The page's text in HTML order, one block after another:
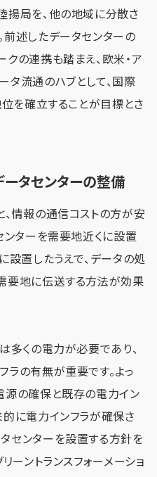
揚局を、他の地域に分散さ
前述したデータセンターの
の連携も踏まえ、欧米・ア
タ流通のハブとして、国際
を確立することが目標とさ
タセンターの整備
、情報の通信コストの方が安
ンターを需要地近くに設置
設置したうえで、データの処
要地に伝送する方法が効果
多くの電力が必要であり、
の有無が重要です。よっ
源の確保と既存の電力イン
的に電力インフラが確保さ
センターを設置する方針を
ーントランスフォーメーショ